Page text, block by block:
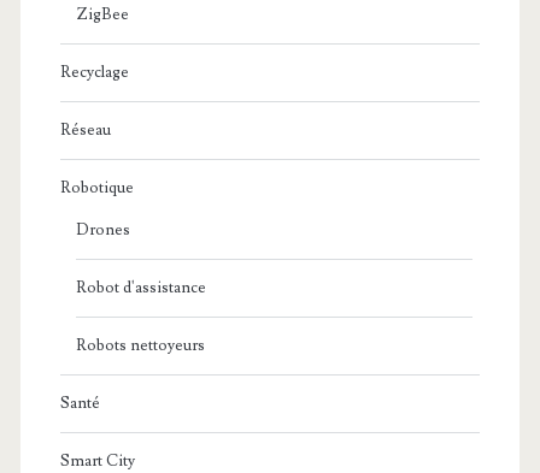
ZigBee
Recyclage
Réseau
Robotique
Drones
Robot d'assistance
Robots nettoyeurs
Santé
Smart City